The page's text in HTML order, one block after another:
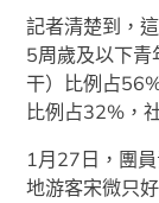
記者清楚到，
5周歲及以下青
干）比例占
比例占32%，
1月27日，團
地游客宋微只